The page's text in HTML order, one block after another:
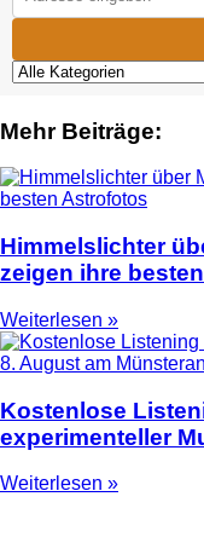
Mehr Beiträge:
Himmelslichter
zeigen ihre
Weiterlesen »
Kostenlose
experimenteller
Weiterlesen »